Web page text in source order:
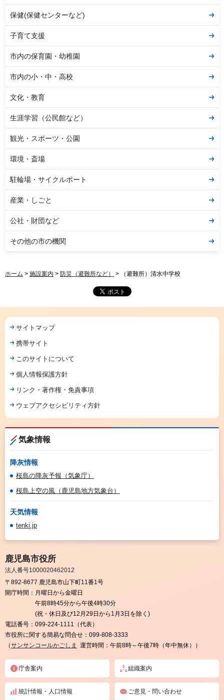
保健(保健センターなど)
子育て支援
市内の保育園・幼稚園
市内の小・中・高校
文化・教育
生涯学習（公民館など）
観光・スポーツ・公園
環境・斎場
駐輪場・サイクルポート
産業・しごと
公社・財団など
その他の市の機関
ホーム > 施設案内 > 防災（避難所など） > （避難所）清水中学校
サイトマップ
携帯サイト
このサイトについて
個人情報保護方針
リンク・著作権・免責事項
ウェブアクセシビリティ方針
気象情報
降灰情報
桜島の降灰予報（気象庁）
桜島上空の風（鹿児島地方気象台）
天気情報
tenki.jp
鹿児島市役所
法人番号1000020462012
〒892-8677 鹿児島市山下町11番1号
開庁時間： 月曜日から金曜日
午前8時45分から午後4時30分
(祝・休日及び12月29日から1月3日を除く)
電話番号： 099-224-1111（代表）
市役所に関する簡易な問合せ： 099-808-3333
（サンサンコールかごしま 運営時間：午前8時～午後7時（年中無休））
庁舎案内 組織案内
統計情報・人口情報 ご意見・問い合わせ